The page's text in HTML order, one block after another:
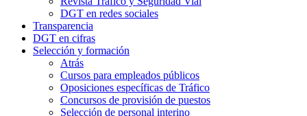
DGT en redes sociales
Transparencia
DGT en cifras
Selección y formación
Atrás
Cursos para empleados públicos
Oposiciones específicas de Tráfico
Concursos de provisión de puestos
Selección de personal interino